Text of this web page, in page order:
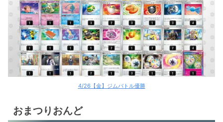
4/26【金】ジムバトル優勝
おまつりおんど